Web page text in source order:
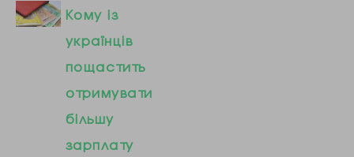
Кому із
українців
пощастить
отримувати
більшу
зарплату